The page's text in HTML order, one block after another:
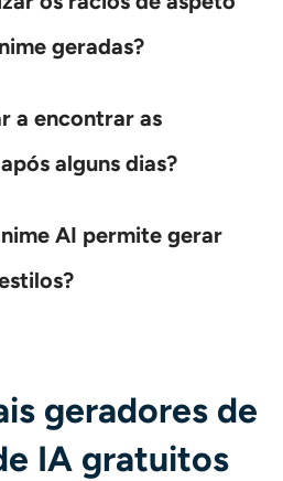
geradas?
a encontrar as
alguns dias?
AI permite gerar
geradores de
IA gratuitos